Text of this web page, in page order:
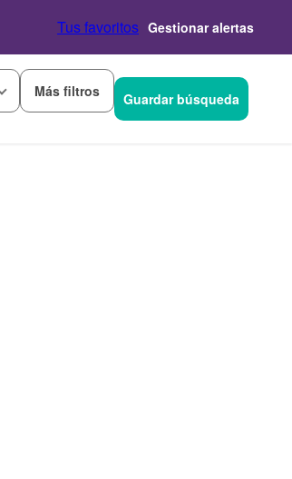
Tus favoritos Gestionar alertas
Más filtros Guardar búsqueda